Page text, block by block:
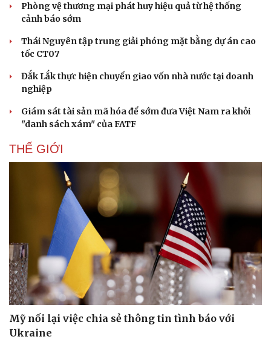
Doanh nghiệp
Thông tin doanh nghiệp
Công nghệ
Phòng vệ thương mại phát huy hiệu quả từ hệ thống
cảnh báo sớm
Thái Nguyên tập trung giải phóng mặt bằng dự án cao
tốc CT07
Đắk Lắk thực hiện chuyển giao vốn nhà nước tại doanh
nghiệp
Giám sát tài sản mã hóa để sớm đưa Việt Nam ra khỏi
"danh sách xám" của FATF
THẾ GIỚI
Mỹ nối lại việc chia sẻ thông tin tình báo với
Ukraine